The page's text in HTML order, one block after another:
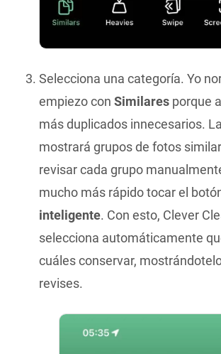
Selecciona una categoría. Yo
empiezo con Similares porque
más duplicados innecesarios.
mostrará grupos de fotos
revisar cada grupo
mucho más rápido tocar el
inteligente. Con esto, Clever
selecciona automáticamente
cuáles conservar,
revises.